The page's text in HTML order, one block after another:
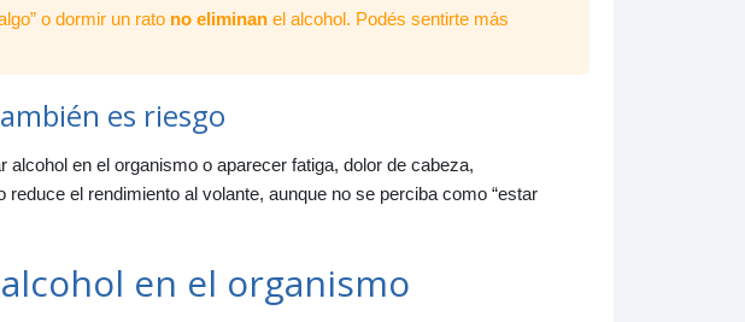
o dormir un rato no eliminanel alcohol. Podés sentirte más
es riesgo
alcohol en el organismo o aparecer fatiga, dolor de cabeza,
el rendimiento al volante, aunque no se perciba como “estar
en el organismo